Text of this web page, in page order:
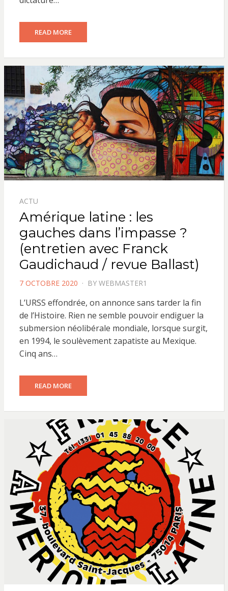
READ MORE
ACTU
Amérique latine : les
gauches dans l’impasse ?
(entretien avec Franck
Gaudichaud / revue Ballast)
POSTED
7 OCTOBRE 2020 BY WEBMASTER1
L’URSS effondrée, on annonce sans tarder la fin
de l’Histoire. Rien ne semble pouvoir endiguer la
submersion néolibérale mondiale, lorsque surgit,
en 1994, le soulèvement zapatiste au Mexique.
Cinq ans…
READ MORE